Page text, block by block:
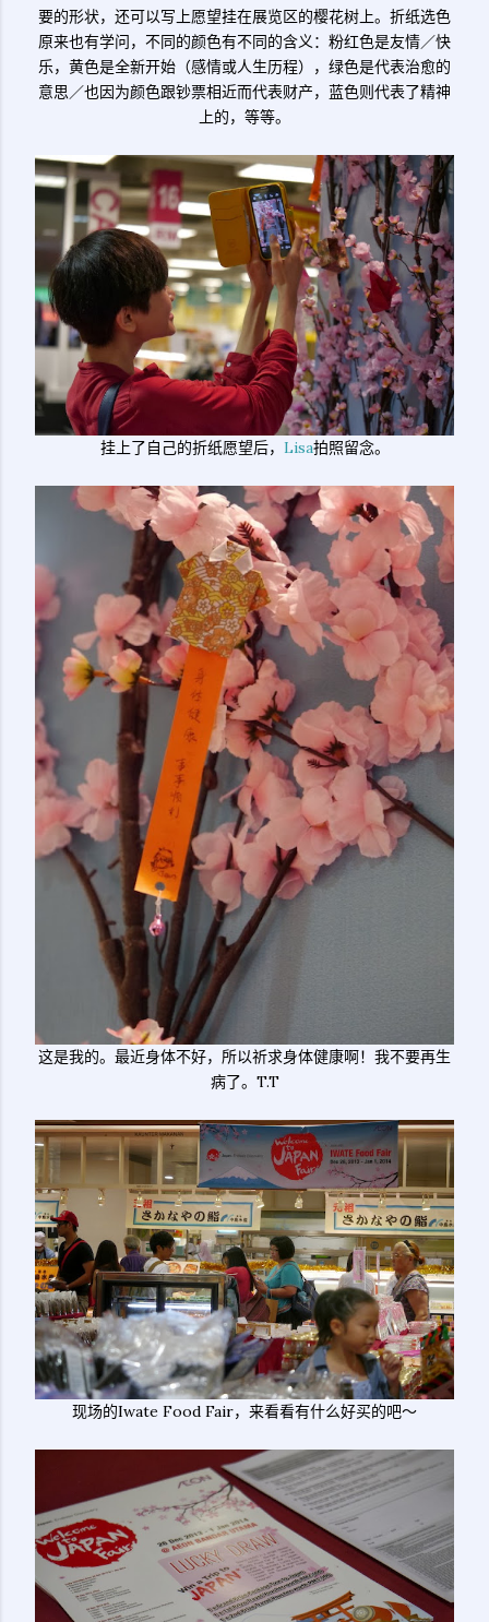
要的形状，还可以写上愿望挂在展览区的樱花树上。折纸选色
原来也有学问，不同的颜色有不同的含义：粉红色是友情／快
乐，黄色是全新开始（感情或人生历程），绿色是代表治愈的
意思／也因为颜色跟钞票相近而代表财产，蓝色则代表了精神
上的，等等。
挂上了自己的折纸愿望后， Lisa拍照留念。
这是我的。最近身体不好，所以祈求身体健康啊！我不要再生
病了。T.T
现场的Iwate Food Fair，来看看有什么好买的吧～